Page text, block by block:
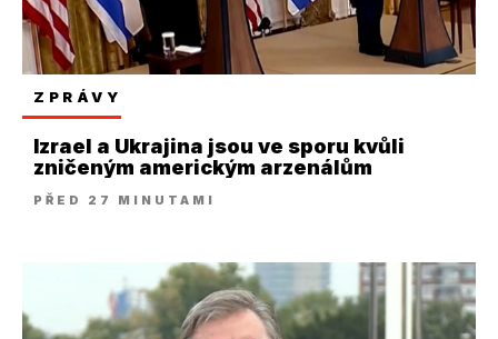
ZPRÁVY
Izrael a Ukrajina jsou ve sporu kvůli
zničeným americkým arzenálům
PŘED 27 MINUTAMI